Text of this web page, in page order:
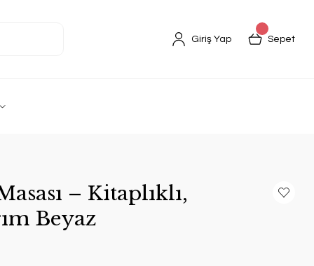
Giriş Yap Sepet
– Kitaplıklı,
Beyaz